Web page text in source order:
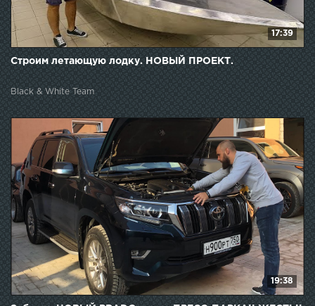
17:39
Строим летающую лодку. НОВЫЙ ПРОЕКТ.
Black & White Team
19:38